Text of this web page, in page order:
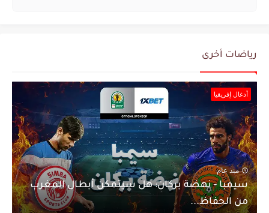
رياضات أخرى
أدغال إفريقيا
منذ عام
سيمبا - نهضة بركان: هل سيتمكن أبطال المغرب
من الحفاظ...